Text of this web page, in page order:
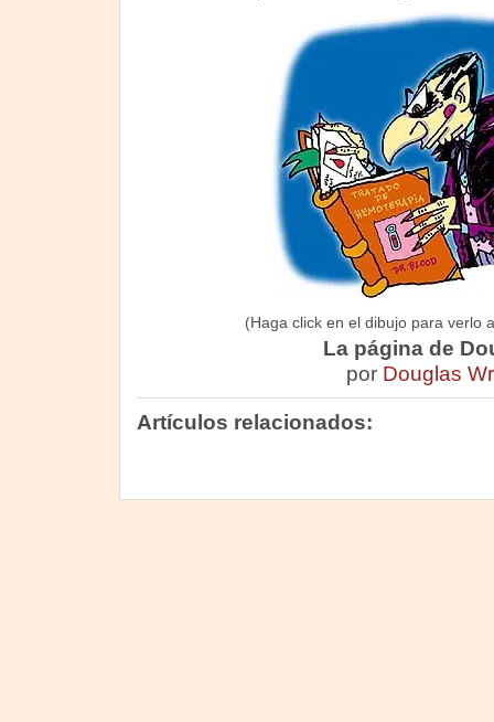
(Haga click en el dibujo para verlo
La página de
por Douglas
Artículos relacionados: